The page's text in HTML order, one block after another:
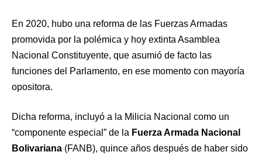
En 2020, hubo una reforma de las Fuerzas Armadas
promovida por la polémica y hoy extinta Asamblea
Nacional Constituyente, que asumió de facto las
funciones del Parlamento, en ese momento con mayoría
opositora.
Dicha reforma, incluyó a la Milicia Nacional como un
“componente especial” de la Fuerza Armada Nacional
Bolivariana (FANB), quince años después de haber sido